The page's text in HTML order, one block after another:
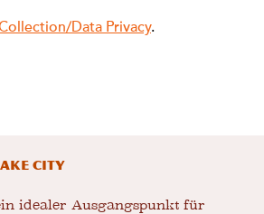
City
idealer Ausgangspunkt für